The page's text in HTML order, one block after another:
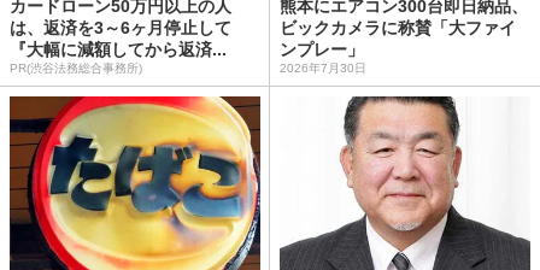
カードローン50万円以上の人
は、返済を3～6ヶ月停止して
『大幅に減額してから返済...
PR(渋谷法務総合事務所)
熊本にエアコン300台即日納品、
ビックカメラに称賛「大ファイ
ンプレー」
2026年7月30日